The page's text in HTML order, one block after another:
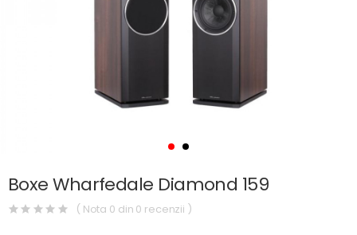
Boxe Wharfedale Diamond 159
( Nota 0 din 0 recenzii )